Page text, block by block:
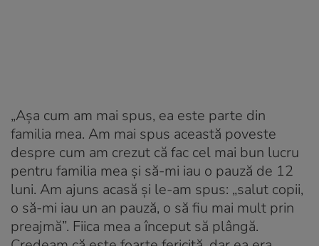
„Așa cum am mai spus, ea este parte din
familia mea. Am mai spus această poveste
despre cum am crezut că fac cel mai bun lucru
pentru familia mea și să-mi iau o pauză de 12
luni. Am ajuns acasă și le-am spus: „salut copii,
o să-mi iau un an pauză, o să fiu mai mult prin
preajmă”. Fiica mea a început să plângă.